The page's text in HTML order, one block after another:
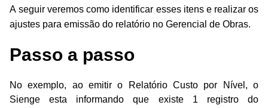
A seguir veremos como identificar esses itens e realizar os
ajustes para emissão do relatório no Gerencial de Obras.
Passo a passo
No exemplo, ao emitir o Relatório Custo por Nível, o
Sienge esta informando que existe 1 registro do